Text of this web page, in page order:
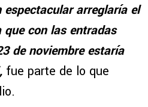
arreglaría el
con las entradas
de noviembre estaría
fue parte de lo que